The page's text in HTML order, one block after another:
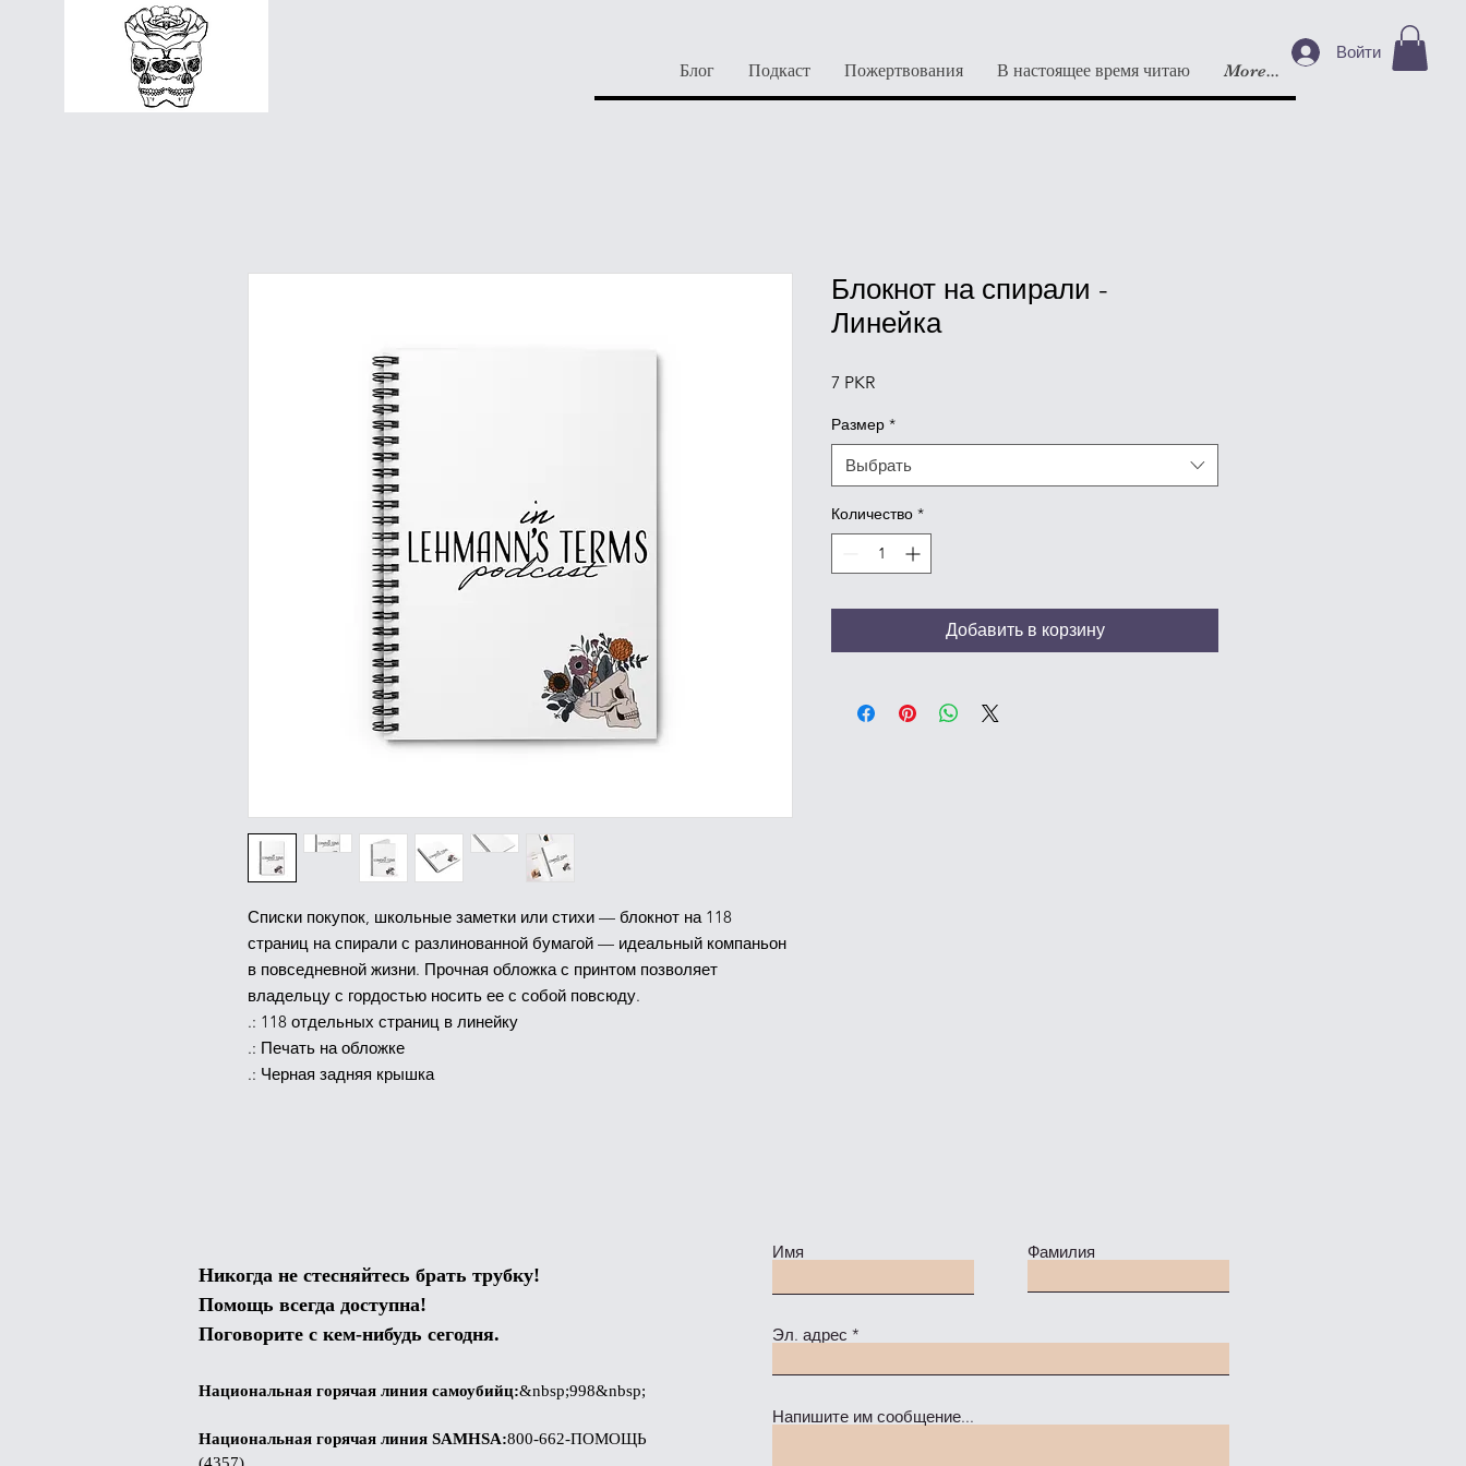
Блог Подкаст Пожертвования В настоящее время читаю More...
Войти
Списки покупок, школьные заметки или стихи — блокнот на 118
страниц на спирали с разлинованной бумагой — идеальный компаньон
в повседневной жизни. Прочная обложка с принтом позволяет
владельцу с гордостью носить ее с собой повсюду.
.: 118 отдельных страниц в линейку
.: Печать на обложке
.: Черная задняя крышка
Блокнот на спирали -
Линейка
7 PKRЦена
Размер *
Выбрать
Количество *
Добавить в корзину
Никогда не стесняйтесь брать трубку!
Помощь всегда доступна!
Поговорите с кем-нибудь сегодня.
Национальная горячая линия самоубийц:&nbsp;998&nbsp;
Национальная горячая линия SAMHSA:800-662-ПОМОЩЬ
Имя Фамилия
Эл. адрес
Напишите им сообщение...